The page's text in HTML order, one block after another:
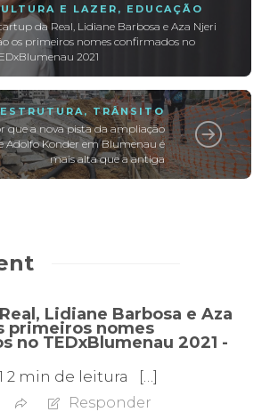
E LAZER , EDUCAÇÃO
da Real, Lidiane Barbosa e Aza Njeri
os primeiros nomes confirmados no
2021
, TRÂNSITO
que a nova pista da ampliação
Adolfo Konder em Blumenau é
mais alta que a antiga
Lidiane Barbosa e Aza
primeiros nomes
no TEDxBlumenau 2021 -
2 min de leitura […]
Responder